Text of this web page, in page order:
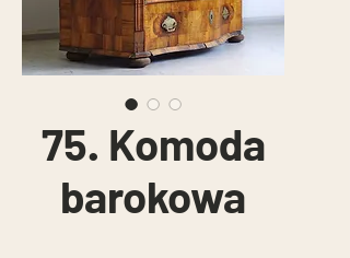
75. Komoda
barokowa